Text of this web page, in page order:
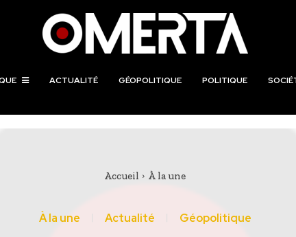
ACTUALITÉ GÉOPOLITIQUE POLITIQUE
Accueil À la une
À la une Actualité Géopolitique